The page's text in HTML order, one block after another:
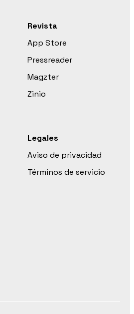
Revista
App Store
Pressreader
Magzter
Zinio
Legales
Aviso de privacidad
Términos de servicio